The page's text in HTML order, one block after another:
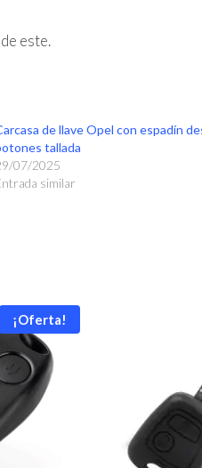
este.
de llave Opel con espadín
tallada
07/2025
similar
¡Oferta!